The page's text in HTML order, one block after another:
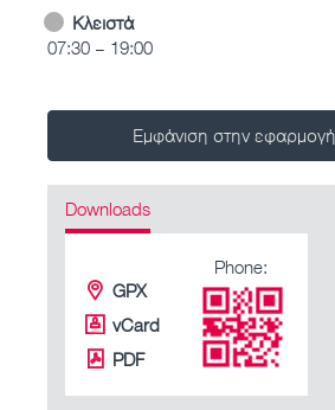
Κλειστά
07:30 – 19:00
Εμφάνιση στην
Downloads
GPX
vCard
PDF
Phone: